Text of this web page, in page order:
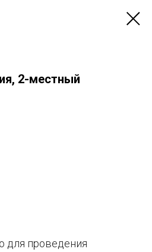
2-местный
для проведения